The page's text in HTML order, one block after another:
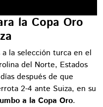
la Copa Oro
la selección turca en el
del Norte, Estados
después de que
2-4 ante Suiza, en su
a la Copa Oro.